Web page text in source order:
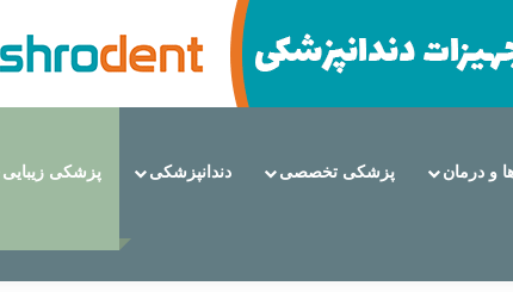
و درمان پزشکی تخصصی دندانپزشکی پزشکی زیبایی